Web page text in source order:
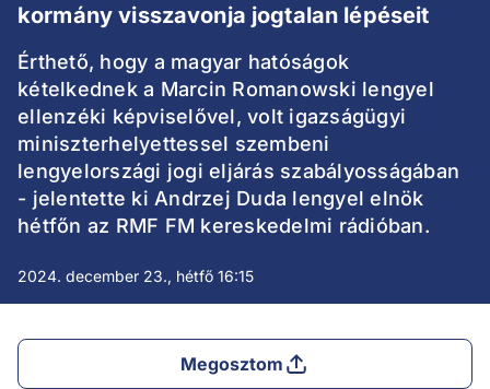
kormány visszavonja jogtalan lépéseit
Érthető, hogy a magyar hatóságok
kételkednek a Marcin Romanowski lengyel
ellenzéki képviselővel, volt igazságügyi
miniszterhelyettessel szembeni
lengyelországi jogi eljárás szabályosságában
- jelentette ki Andrzej Duda lengyel elnök
hétfőn az RMF FM kereskedelmi rádióban.
2024. december 23., hétfő 16:15
Megosztom